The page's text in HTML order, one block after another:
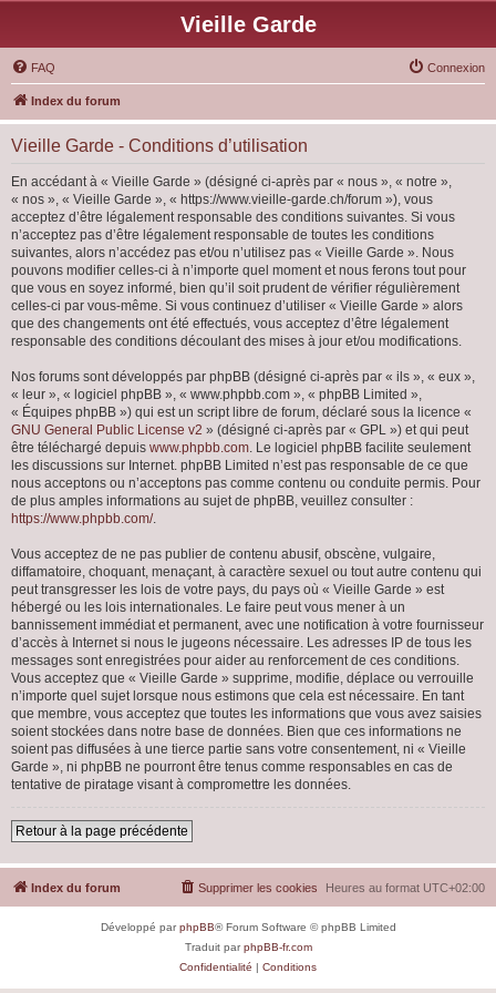
Vieille Garde
FAQ Connexion
Index du forum
Vieille Garde - Conditions d’utilisation
En accédant à « Vieille Garde » (désigné ci-après par « nous », « notre »,
« nos », « Vieille Garde », « https://www.vieille-garde.ch/forum »), vous
acceptez d’être légalement responsable des conditions suivantes. Si vous
n’acceptez pas d’être légalement responsable de toutes les conditions
suivantes, alors n’accédez pas et/ou n’utilisez pas « Vieille Garde ». Nous
pouvons modifier celles-ci à n’importe quel moment et nous ferons tout pour
que vous en soyez informé, bien qu’il soit prudent de vérifier régulièrement
celles-ci par vous-même. Si vous continuez d’utiliser « Vieille Garde » alors
que des changements ont été effectués, vous acceptez d’être légalement
responsable des conditions découlant des mises à jour et/ou modifications.
Nos forums sont développés par phpBB (désigné ci-après par « ils », « eux »,
« leur », « logiciel phpBB », « www.phpbb.com », « phpBB Limited »,
« Équipes phpBB ») qui est un script libre de forum, déclaré sous la licence «
GNU General Public License v2 » (désigné ci-après par « GPL ») et qui peut
être téléchargé depuis www.phpbb.com. Le logiciel phpBB facilite seulement
les discussions sur Internet. phpBB Limited n’est pas responsable de ce que
nous acceptons ou n’acceptons pas comme contenu ou conduite permis. Pour
de plus amples informations au sujet de phpBB, veuillez consulter :
https://www.phpbb.com/.
Vous acceptez de ne pas publier de contenu abusif, obscène, vulgaire,
diffamatoire, choquant, menaçant, à caractère sexuel ou tout autre contenu qui
peut transgresser les lois de votre pays, du pays où « Vieille Garde » est
hébergé ou les lois internationales. Le faire peut vous mener à un
bannissement immédiat et permanent, avec une notification à votre fournisseur
d’accès à Internet si nous le jugeons nécessaire. Les adresses IP de tous les
messages sont enregistrées pour aider au renforcement de ces conditions.
Vous acceptez que « Vieille Garde » supprime, modifie, déplace ou verrouille
n’importe quel sujet lorsque nous estimons que cela est nécessaire. En tant
que membre, vous acceptez que toutes les informations que vous avez saisies
soient stockées dans notre base de données. Bien que ces informations ne
soient pas diffusées à une tierce partie sans votre consentement, ni « Vieille
Garde », ni phpBB ne pourront être tenus comme responsables en cas de
tentative de piratage visant à compromettre les données.
Retour à la page précédente
Index du forum Heures au format UTC+02:00
Supprimer les cookies
Développé parphpBB® Forum Software © phpBB Limited
Traduit parphpBB-fr.com
Confidentialité | Conditions